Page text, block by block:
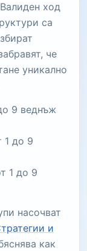
ход
са
че
уникално
9 веднъж
1 до 9
1 до 9
насочват
и
как